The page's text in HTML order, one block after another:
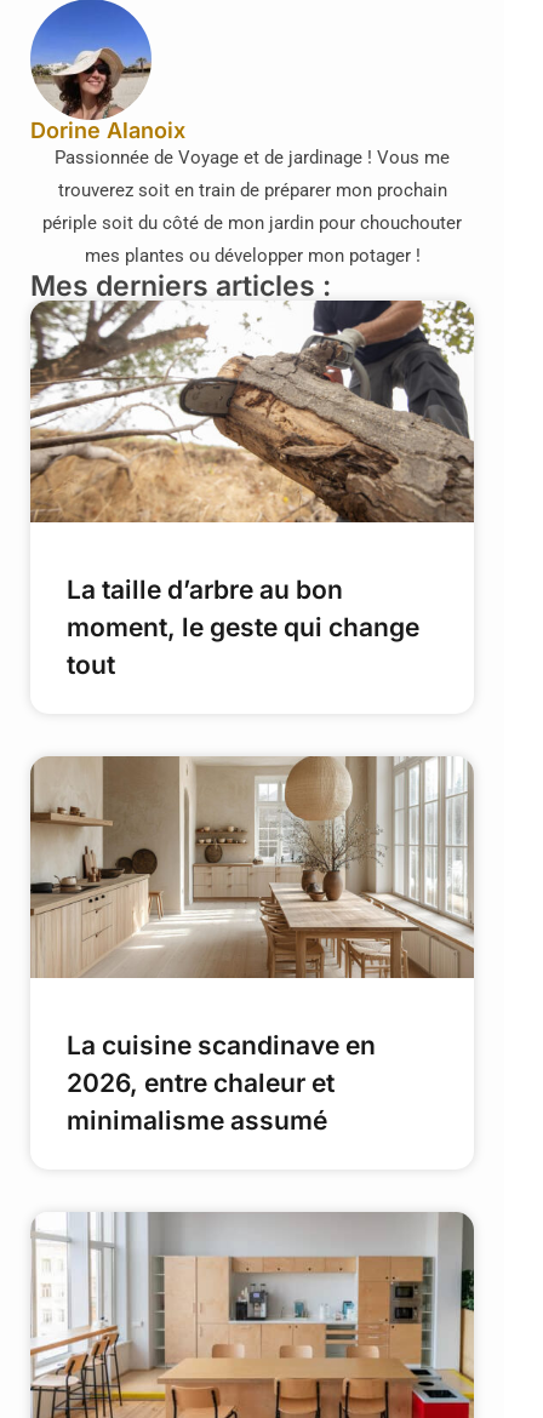
Dorine Alanoix
Passionnée de Voyage et de jardinage ! Vous me
trouverez soit en train de préparer mon prochain
périple soit du côté de mon jardin pour chouchouter
mes plantes ou développer mon potager !
Mes derniers articles :
La taille d’arbre au bon
moment, le geste qui change
tout
La cuisine scandinave en
2026, entre chaleur et
minimalisme assumé